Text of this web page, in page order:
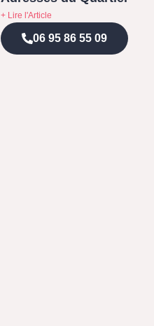
+ Lire l'Article
06 95 86 55 09